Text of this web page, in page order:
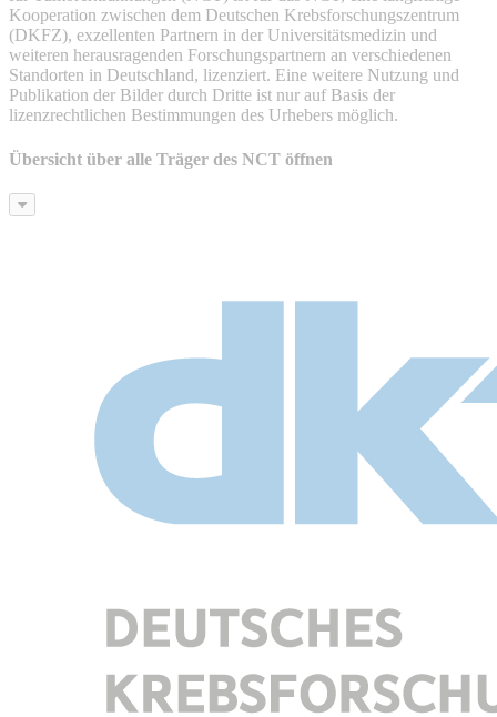
Kooperation zwischen dem Deutschen Krebsforschungszentrum
(DKFZ), exzellenten Partnern in der Universitätsmedizin und
weiteren herausragenden Forschungspartnern an verschiedenen
Standorten in Deutschland, lizenziert. Eine weitere Nutzung und
Publikation der Bilder durch Dritte ist nur auf Basis der
lizenzrechtlichen Bestimmungen des Urhebers möglich.
Übersicht über alle Träger des NCT öffnen